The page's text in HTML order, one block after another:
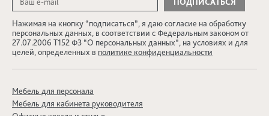
Нажимая на кнопку “подписаться”, я даю согласие на обработку
персональных данных, в соответствии с Федеральным законом от
27.07.2006 Т152 ФЗ “О персональных данных”, на условиях и для
целей, определенных в политике конфиденциальности
Мебель для персонала
Мебель для кабинета руководителя